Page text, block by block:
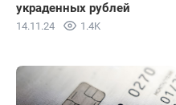
украденных рублей
14.11.24 1.4K